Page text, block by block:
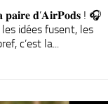
𝐝’𝐀𝐢𝐫𝐏𝐨𝐝𝐬 ! 🎧
les idées fusent, les
c’est la...